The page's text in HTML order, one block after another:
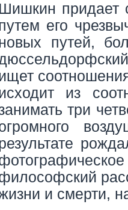
Шишкин придает
его
путей,
из
три
и смерти,